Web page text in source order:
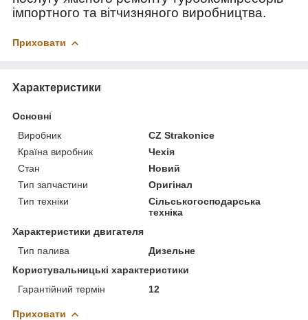
імпортного та вітчизняного виробництва.
Приховати
Характеристики
Основні
Виробник
CZ Strakonice
Країна виробник
Чехія
Стан
Новий
Тип запчастини
Оригінал
Тип техніки
Сільськогосподарська
техніка
Характеристики двигателя
Тип палива
Дизельне
Користувальницькі характеристики
Гарантійний термін
12
Приховати